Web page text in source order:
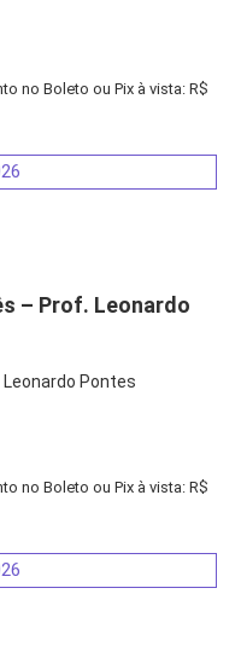
no Boleto ou Pix à vista: R$
– Prof. Leonardo
Pontes
no Boleto ou Pix à vista: R$